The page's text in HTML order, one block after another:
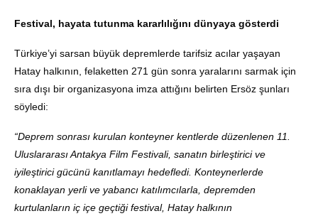
Festival, hayata tutunma kararlılığını dünyaya gösterdi
Türkiye’yi sarsan büyük depremlerde tarifsiz acılar yaşayan
Hatay halkının, felaketten 271 gün sonra yaralarını sarmak için
sıra dışı bir organizasyona imza attığını belirten Ersöz şunları
söyledi:
“Deprem sonrası kurulan konteyner kentlerde düzenlenen 11.
Uluslararası Antakya Film Festivali, sanatın birleştirici ve
iyileştirici gücünü kanıtlamayı hedefledi. Konteynerlerde
konaklayan yerli ve yabancı katılımcılarla, depremden
kurtulanların iç içe geçtiği festival, Hatay halkının